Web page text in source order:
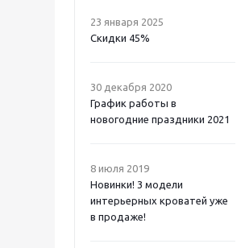
23 января 2025
Скидки 45%
30 декабря 2020
График работы в
новогодние праздники 2021
8 июля 2019
Новинки! 3 модели
интерьерных кроватей уже
в продаже!